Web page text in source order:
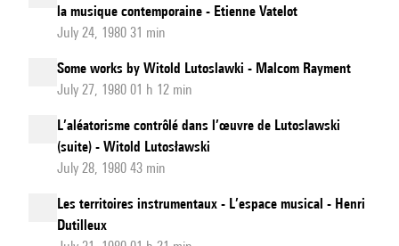
la musique contemporaine - Etienne Vatelot
July 24, 1980 31 min
Some works by Witold Lutoslawki - Malcom Rayment
July 27, 1980 01 h 12 min
L’aléatorisme contrôlé dans l’œuvre de Lutoslawski
(suite) - Witold Lutosławski
July 28, 1980 43 min
Les territoires instrumentaux - L’espace musical - Henri
Dutilleux